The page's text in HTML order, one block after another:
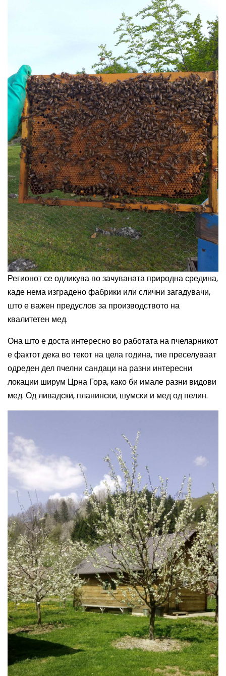
Регионот се одликува по зачуваната природна средина,
каде нема изградено фабрики или слични загадувачи,
што е важен предуслов за производството на
квалитетен мед.
Она што е доста интересно во работата на пчеларникот
е фактот дека во текот на цела година, тие преселуваат
одреден дел пчелни сандаци на разни интересни
локации ширум Црна Гора, како би имале разни видови
мед. Од ливадски, планински, шумски и мед од пелин.